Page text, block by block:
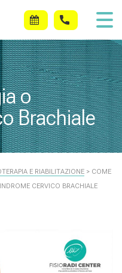
o
Brachiale
E RIABILITAZIONE > COME
CERVICO BRACHIALE